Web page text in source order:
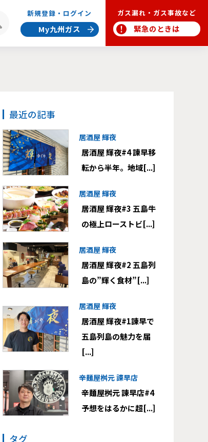
新規登録・ログイン
My九州ガス
ガス漏れ・ガス事故など
緊急のときは
最近の記事
居酒屋 輝夜
居酒屋 輝夜#4 諫早移
転から半年。地域[...]
居酒屋 輝夜
居酒屋 輝夜#3 五島牛
の極上ローストビ[...]
居酒屋 輝夜
居酒屋 輝夜#2 五島列
島の”輝く食材”[...]
居酒屋 輝夜
居酒屋 輝夜#1諫早で
五島列島の魅力を届
[...]
辛麺屋桝元 諫早店
辛麺屋桝元 諫早店#4
予想をはるかに超[...]
タグ